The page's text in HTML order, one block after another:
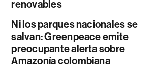
renovables
Ni los parques nacionales se
salvan: Greenpeace emite
preocupante alerta sobre
Amazonía colombiana